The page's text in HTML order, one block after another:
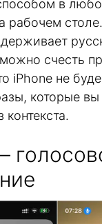
в
рабочем
счесть
iPhone не
которые вы